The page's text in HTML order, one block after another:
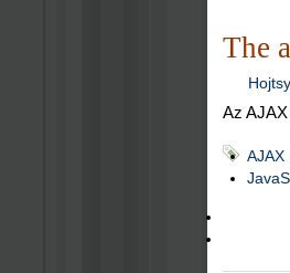
The
Az
AJAX